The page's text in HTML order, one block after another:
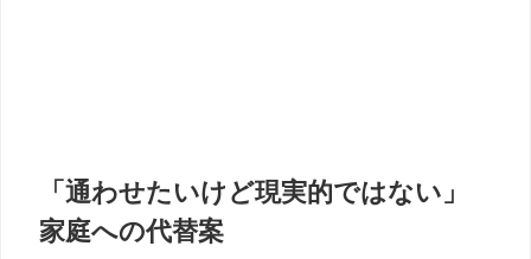
「通わせたいけど現実的ではない」
家庭への代替案